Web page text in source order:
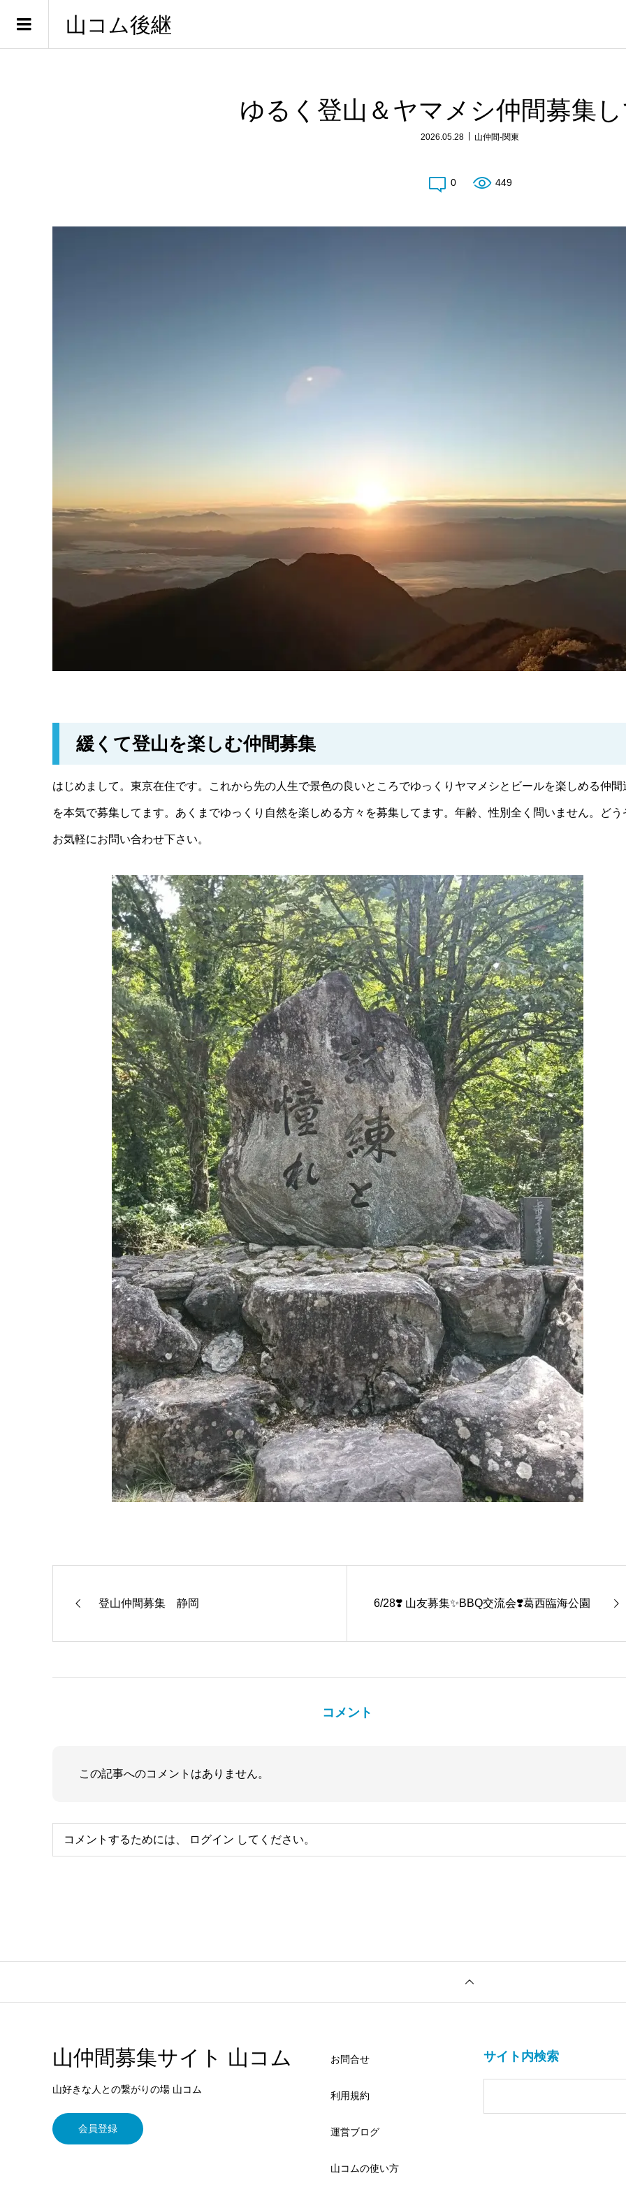
山コム後継
ゆるく登山＆ヤマメシ仲間募集
2026.05.28 山仲間-関東
0 449
緩くて登山を楽しむ仲間募集
はじめまして。東京在住です。これから先の人生で景色の良いところでゆっくりヤマメシとビールを楽しめる仲間
を本気で募集してます。あくまでゆっくり自然を楽しめる方々を募集してます。年齢、性別全く問いません。どう
お気軽にお問い合わせ下さい。
登山仲間募集 静岡 6/28❣️ 山友募集✨BBQ交流会❣️葛西臨海公園
コメント
この記事へのコメントはありません。
コメントするためには、 ログイン してください。
山仲間募集サイト 山コム
山好きな人との繋がりの場 山コム
会員登録
お問合せ
利用規約
運営ブログ
山コムの使い方
サイト内検索